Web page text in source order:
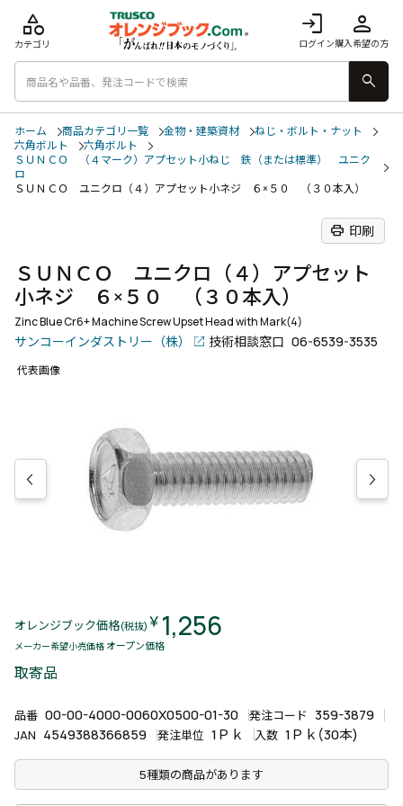
login
ログイン
person
購入希望の方
category
カテゴリ
search
ホーム 商品カテゴリ一覧 金物・建築資材
ねじ・ボルト・ナット
六角ボルト
六角ボルト
ＳＵＮＣＯ （４マーク）アプセット小ねじ 鉄（または標準） ユニク
ロ
ＳＵＮＣＯ ユニクロ（４）アプセット小ネジ ６×５０ （３０本入）
print 印刷
ＳＵＮＣＯ ユニクロ（４）アプセット
小ネジ ６×５０ （３０本入）
Zinc Blue Cr6+ Machine Screw Upset Head with Mark(4)
サンコーインダストリー（株） 技術相談窓口 06-6539-3535
代表画像
オレンジブック価格(税抜) ￥ 1,256
メーカー希望小売価格 オープン価格
取寄品
品番 00-00-4000-0060X0500-01-30 発注コード 359-3879
JAN 4549388366859 発注単位 1Ｐｋ 入数 1Ｐｋ(30本)
5種類の商品があります